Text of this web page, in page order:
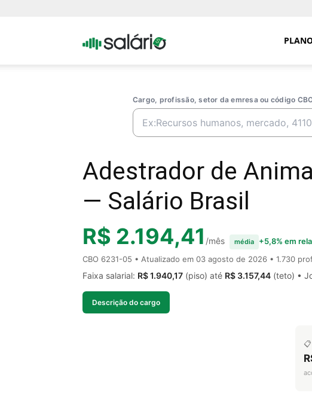
Portal
Cargo, profissão, setor da emresa ou código
Adestrador de
— Salário Brasil
R$ 2.194,41 /mês média
+5,8% em
CBO 6231-05 • Atualizado em 03 agosto de 2026 • 1.730
Faixa salarial: R$ 1.940,17 (piso) até R$ 3.157,44 (teto) •
Descrição do cargo